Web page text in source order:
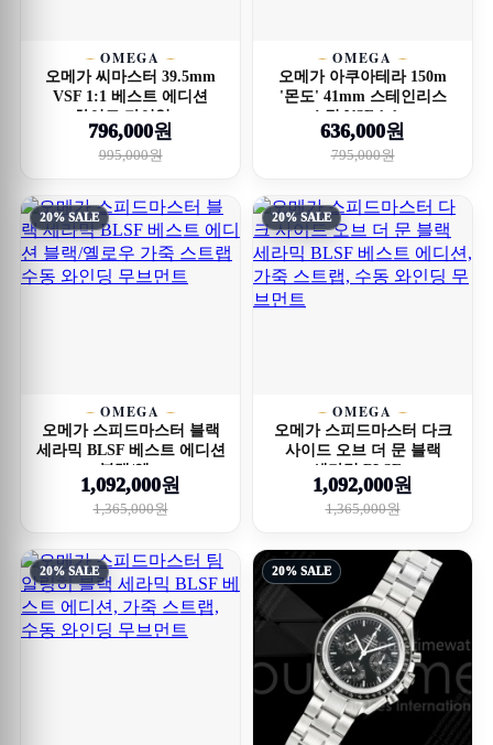
OMEGA
오메가 씨마스터 39.5mm
VSF 1:1 베스트 에디션
화이트 다이얼 ...
796,000원
995,000원
OMEGA
오메가 아쿠아테라 150m
'몬도' 41mm 스테인리스
스틸 VSF 1:1 ...
636,000원
795,000원
20% SALE
OMEGA
오메가 스피드마스터 블랙
세라믹 BLSF 베스트 에디션
블랙/옐...
1,092,000원
1,365,000원
20% SALE
OMEGA
오메가 스피드마스터 다크
사이드 오브 더 문 블랙
세라믹 BLSF...
1,092,000원
1,365,000원
20% SALE 20% SALE